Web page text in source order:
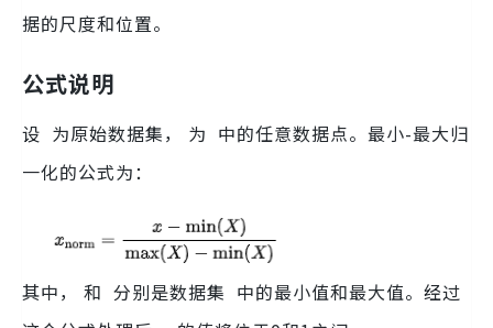
据的尺度和位置。
公式说明
设 为原始数据集， 为 中的任意数据点。最小-最大归
一化的公式为：
其中， 和 分别是数据集 中的最小值和最大值。经过